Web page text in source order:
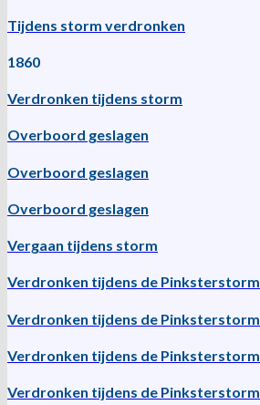
Tijdens storm verdronken
1860
Verdronken tijdens storm
Overboord geslagen
Overboord geslagen
Overboord geslagen
Vergaan tijdens storm
Verdronken tijdens de Pinksterstorm
Verdronken tijdens de Pinksterstorm
Verdronken tijdens de Pinksterstorm
Verdronken tijdens de Pinksterstorm